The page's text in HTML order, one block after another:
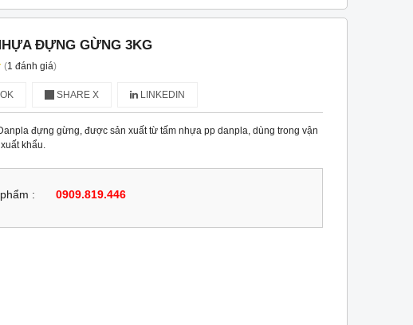
ĐỰNG GỪNG 3KG
(1đánh giá)
SHARE X LINKEDIN
đựng gừng, được sản xuất từ tấm nhựa pp danpla, dùng trong vận
khẩu.
: 0909.819.446